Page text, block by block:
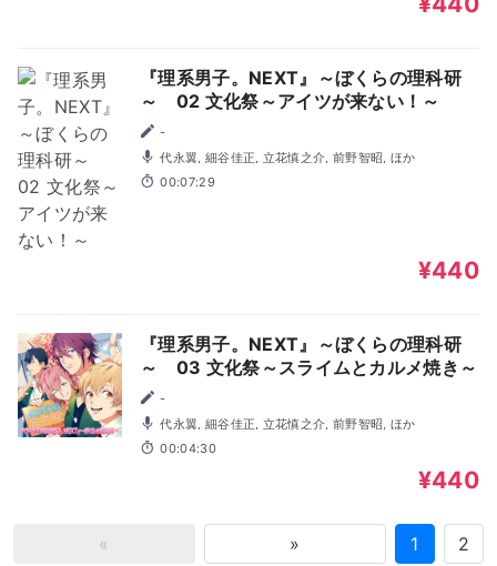
『理系男子。NEXT』～ぼくらの理科研
～ 02 文化祭～アイツが来ない！～
-
代永翼, 細谷佳正, 立花慎之介, 前野智昭, ほか
00:07:29
¥440
『理系男子。NEXT』～ぼくらの理科研
～ 03 文化祭～スライムとカルメ焼き～
-
代永翼, 細谷佳正, 立花慎之介, 前野智昭, ほか
00:04:30
¥440
« » 1 2